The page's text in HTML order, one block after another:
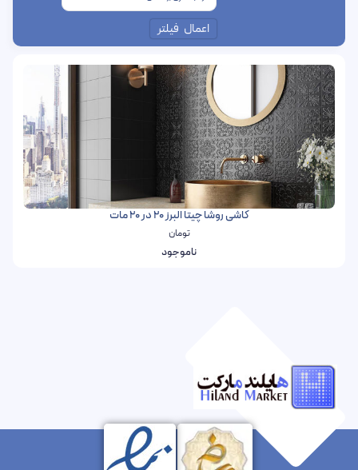
اعمال فیلتر
کاشی روشا چیتا البرز 20 در 20 مات
تومان
ناموجود